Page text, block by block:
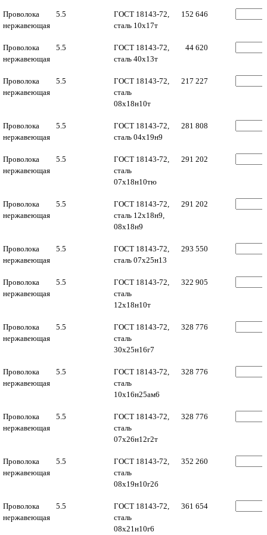
Проволока
нержавеющая
5.5
ГОСТ 18143-72,
сталь 10х17т
152 646
Проволока
нержавеющая
5.5
ГОСТ 18143-72,
сталь 40х13т
44 620
Проволока
нержавеющая
5.5
ГОСТ 18143-72,
сталь
08х18н10т
217 227
Проволока
нержавеющая
5.5
ГОСТ 18143-72,
сталь 04х19н9
281 808
Проволока
нержавеющая
5.5
ГОСТ 18143-72,
сталь
07х18н10тю
291 202
Проволока
нержавеющая
5.5
ГОСТ 18143-72,
сталь 12х18н9,
08х18н9
291 202
Проволока
нержавеющая
5.5
ГОСТ 18143-72,
сталь 07х25н13
293 550
Проволока
нержавеющая
5.5
ГОСТ 18143-72,
сталь
12х18н10т
322 905
Проволока
нержавеющая
5.5
ГОСТ 18143-72,
сталь
30х25н16г7
328 776
Проволока
нержавеющая
5.5
ГОСТ 18143-72,
сталь
10х16н25ам6
328 776
Проволока
нержавеющая
5.5
ГОСТ 18143-72,
сталь
07х26н12г2т
328 776
Проволока
нержавеющая
5.5
ГОСТ 18143-72,
сталь
08х19н10г2б
352 260
Проволока
нержавеющая
5.5
ГОСТ 18143-72,
сталь
08х21н10г6
361 654